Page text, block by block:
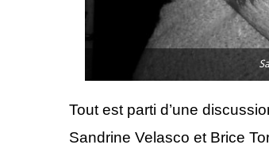
Tout est parti d’une
Sandrine Velasco et Brice